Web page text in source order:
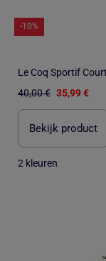
-10%
40,00 € 35,99 €
Bekijk product
2 kleuren